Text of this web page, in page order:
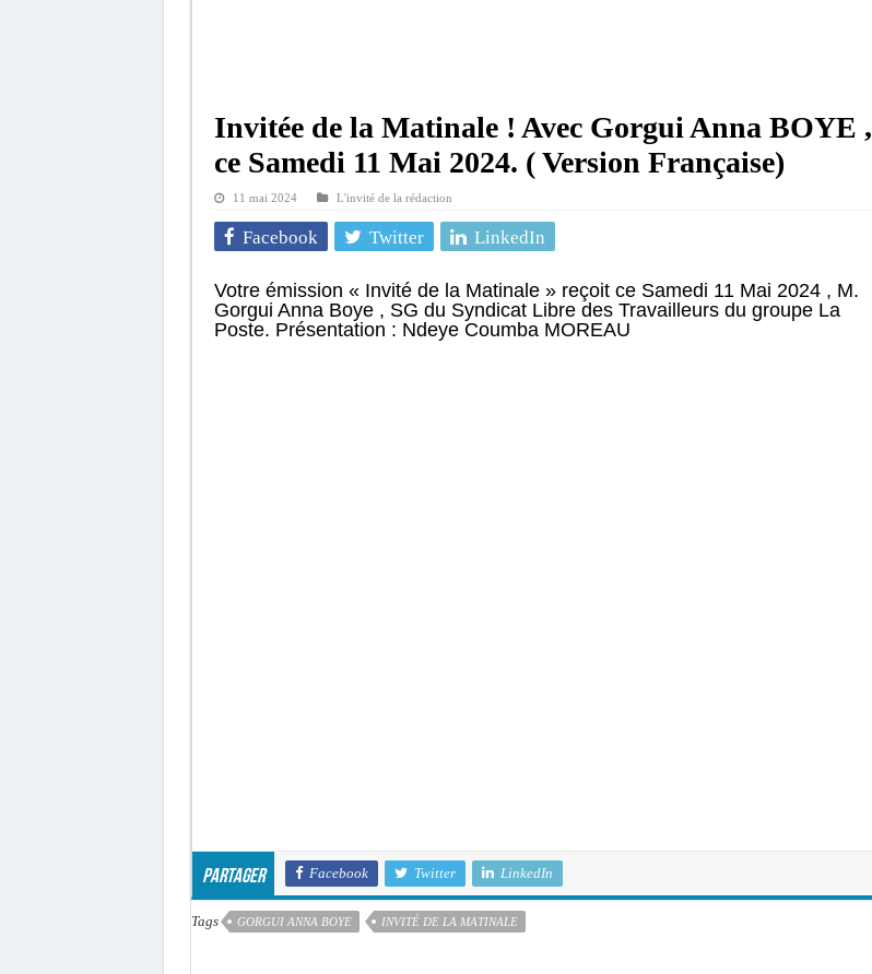
Invitée de la Matinale ! Avec Gorgui Anna BOYE ,
ce Samedi 11 Mai 2024. ( Version Française)
11 mai 2024 L'invité de la rédaction
Facebook Twitter LinkedIn
Votre émission « Invité de la Matinale » reçoit ce Samedi 11 Mai 2024 , M.
Gorgui Anna Boye , SG du Syndicat Libre des Travailleurs du groupe La
Poste. Présentation : Ndeye Coumba MOREAU
Partager Facebook Twitter LinkedIn
Tags GORGUI ANNA BOYE INVITÉ DE LA MATINALE